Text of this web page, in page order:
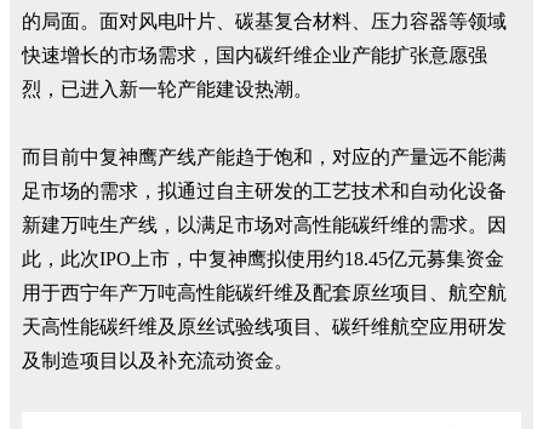
的局面。面对风电叶片、碳基复合材料、压力容器等领域
快速增长的市场需求，国内碳纤维企业产能扩张意愿强
烈，已进入新一轮产能建设热潮。
而目前中复神鹰产线产能趋于饱和，对应的产量远不能满
足市场的需求，拟通过自主研发的工艺技术和自动化设备
新建万吨生产线，以满足市场对高性能碳纤维的需求。因
此，此次IPO上市，中复神鹰拟使用约18.45亿元募集资金
用于西宁年产万吨高性能碳纤维及配套原丝项目、航空航
天高性能碳纤维及原丝试验线项目、碳纤维航空应用研发
及制造项目以及补充流动资金。